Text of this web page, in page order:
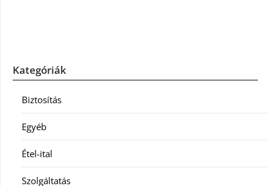
Kategóriák
Biztosítás
Egyéb
Étel-ital
Szolgáltatás